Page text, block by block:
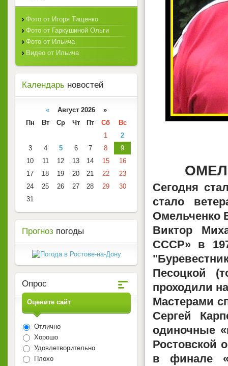
Сегодня
стало
Омельченко
Виктор
СССР» в
Песоцкой
проходили
Мастерами
Сергей
одиночные
Ростовской
в финале
Фото от Игоря Тищенко
Фото от Гаркушиной Ольги
Фото от Ильича
Видео от Ильича
Календарь новостей
« Август 2026 »
Пн
Вт Ср Чт Пт Сб
Вс
1
2
3
4 5 6 7 8
9
10
11 12 13 14 15
16
17
18 19 20 21 22
23
24
25 26 27 28 29
30
31
Прогноз погоды
Опрос
Оцените сайт
Отлично
Хорошо
Удовлетворительно
Плохо